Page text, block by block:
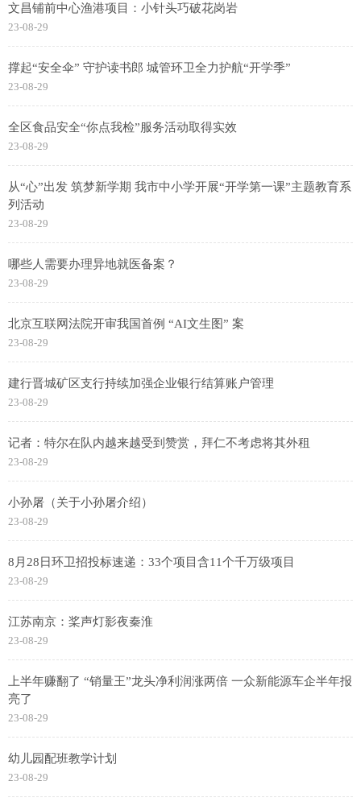
文昌铺前中心渔港项目：小针头巧破花岗岩
23-08-29
撑起“安全伞” 守护读书郎 城管环卫全力护航“开学季”
23-08-29
全区食品安全“你点我检”服务活动取得实效
23-08-29
从“心”出发 筑梦新学期 我市中小学开展“开学第一课”主题教育系
列活动
23-08-29
哪些人需要办理异地就医备案？
23-08-29
北京互联网法院开审我国首例 “AI文生图” 案
23-08-29
建行晋城矿区支行持续加强企业银行结算账户管理
23-08-29
记者：特尔在队内越来越受到赞赏，拜仁不考虑将其外租
23-08-29
小孙屠（关于小孙屠介绍）
23-08-29
8月28日环卫招投标速递：33个项目含11个千万级项目
23-08-29
江苏南京：桨声灯影夜秦淮
23-08-29
上半年赚翻了 “销量王”龙头净利润涨两倍 一众新能源车企半年报
亮了
23-08-29
幼儿园配班教学计划
23-08-29